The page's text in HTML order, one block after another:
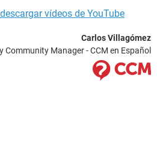
vídeos de YouTube
Carlos Villagómez
Community Manager - CCM en Español